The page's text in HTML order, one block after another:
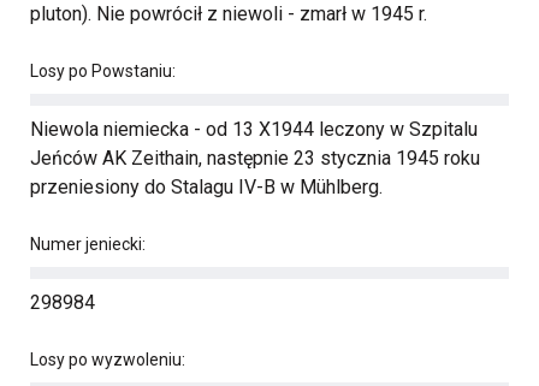
pluton). Nie powrócił z niewoli - zmarł w 1945 r.
Losy po Powstaniu:
Niewola niemiecka - od 13 X1944 leczony w Szpitalu
Jeńców AK Zeithain, następnie 23 stycznia 1945 roku
przeniesiony do Stalagu IV-B w Mühlberg.
Numer jeniecki:
298984
Losy po wyzwoleniu: